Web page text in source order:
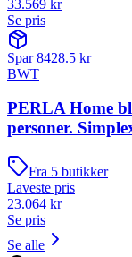
33.569 kr
Se pris
Spar8428.5 kr
BWT
PERLA Home
personer.
Fra 5 butikker
Laveste pris
23.064 kr
Se pris
Se alle